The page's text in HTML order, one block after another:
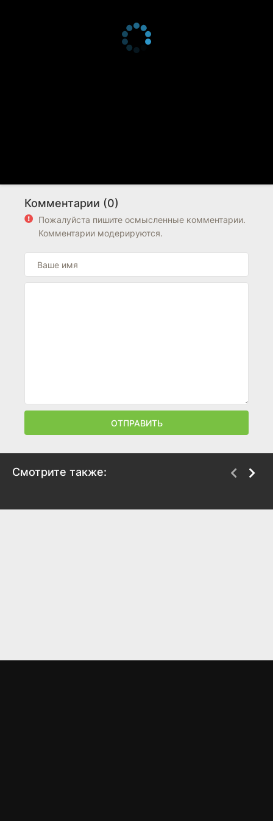
Комментарии (0)
Пожалуйста пишите осмысленные комментарии.
Комментарии модерируются.
ОТПРАВИТЬ
Смотрите также: